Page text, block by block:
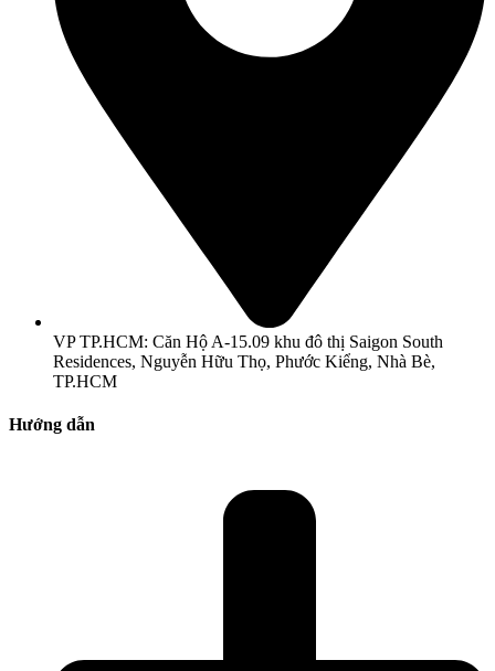
VP TP.HCM: Căn Hộ A-15.09 khu đô thị Saigon South
Residences, Nguyễn Hữu Thọ, Phước Kiểng, Nhà Bè,
TP.HCM
Hướng dẫn